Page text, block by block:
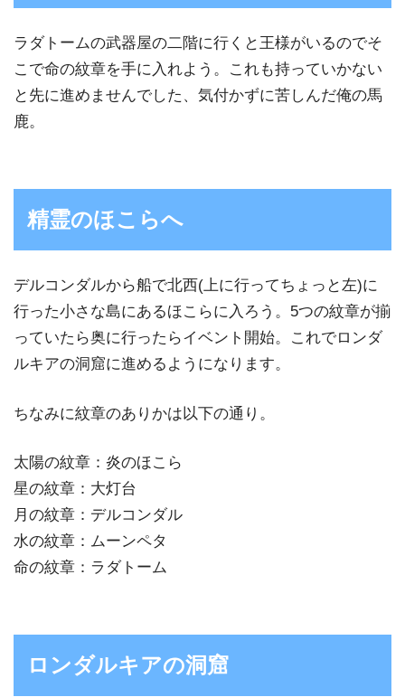
ラダトームの武器屋の二階に行くと王様がいるのでそ
こで命の紋章を手に入れよう。これも持っていかない
と先に進めませんでした、気付かずに苦しんだ俺の馬
鹿。
精霊のほこらへ
デルコンダルから船で北西(上に行ってちょっと左)に
行った小さな島にあるほこらに入ろう。5つの紋章が揃
っていたら奥に行ったらイベント開始。これでロンダ
ルキアの洞窟に進めるようになります。
ちなみに紋章のありかは以下の通り。
太陽の紋章：炎のほこら
星の紋章：大灯台
月の紋章：デルコンダル
水の紋章：ムーンペタ
命の紋章：ラダトーム
ロンダルキアの洞窟